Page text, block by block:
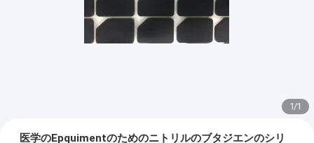
1/1
医学のEpquimentのためのニトリルのブタジエンのシリ